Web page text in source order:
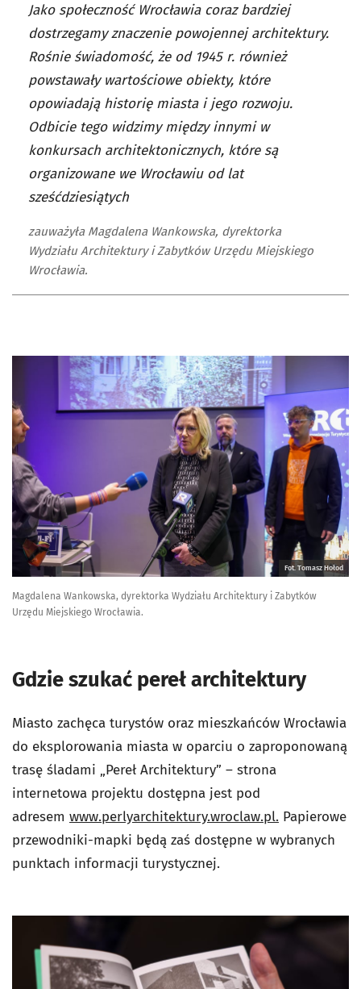
Jako społeczność Wrocławia coraz bardziej
dostrzegamy znaczenie powojennej architektury.
Rośnie świadomość, że od 1945 r. również
powstawały wartościowe obiekty, które
opowiadają historię miasta i jego rozwoju.
Odbicie tego widzimy między innymi w
konkursach architektonicznych, które są
organizowane we Wrocławiu od lat
sześćdziesiątych
zauważyła Magdalena Wankowska, dyrektorka
Wydziału Architektury i Zabytków Urzędu Miejskiego
Wrocławia.
Fot. Tomasz Hołod
Magdalena Wankowska, dyrektorka Wydziału Architektury i Zabytków
Urzędu Miejskiego Wrocławia.
Gdzie szukać pereł architektury
Miasto zachęca turystów oraz mieszkańców Wrocławia
do eksplorowania miasta w oparciu o zaproponowaną
trasę śladami „Pereł Architektury” – strona
internetowa projektu dostępna jest pod
adresem www.perlyarchitektury.wroclaw.pl. Papierowe
przewodniki-mapki będą zaś dostępne w wybranych
punktach informacji turystycznej.